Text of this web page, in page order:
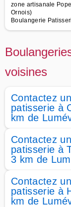
zone artisanale
Ornois)
Boulangerie
voisines
Contactez
patisserie à
km de
Contactez
patisserie à
3 km de
Contactez
patisserie à
km de